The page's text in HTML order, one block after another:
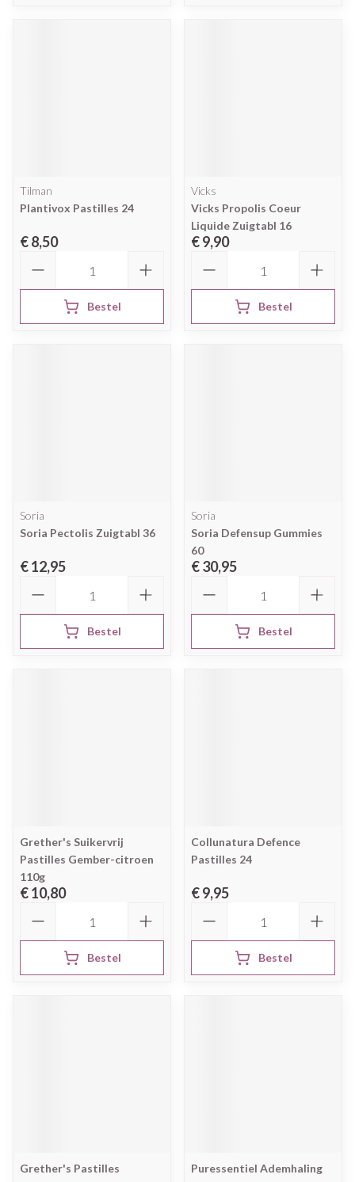
Tilman
Plantivox Pastilles 24
€ 8,50
Bestel
Vicks
Vicks Propolis Coeur
Liquide Zuigtabl 16
€ 9,90
Bestel
Soria
Soria Pectolis Zuigtabl 36
€ 12,95
Bestel
Soria
Soria Defensup Gummies
60
€ 30,95
Bestel
Grether's Suikervrij
Pastilles Gember-citroen
110g
€ 10,80
Bestel
Collunatura Defence
Pastilles 24
€ 9,95
Bestel
Grether's Pastilles
Puressentiel Ademhaling